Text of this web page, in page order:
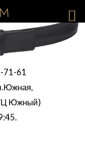
71-61
Южный)